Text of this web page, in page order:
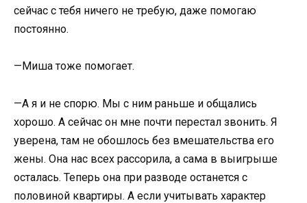
сейчас с тебя ничего не требую, даже помогаю
постоянно.
—Миша тоже помогает.
—А я и не спорю. Мы с ним раньше и общались
хорошо. А сейчас он мне почти перестал звонить. Я
уверена, там не обошлось без вмешательства его
жены. Она нас всех рассорила, а сама в выигрыше
осталась. Теперь она при разводе останется с
половиной квартиры. А если учитывать характер